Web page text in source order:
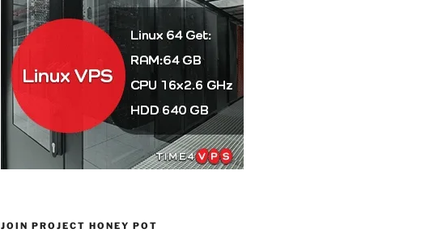
JOIN PROJECT HONEY POT